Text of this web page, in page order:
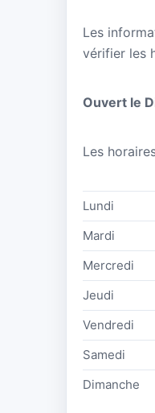
Les
vérifier les
Ouvert le
Les
Lundi
Mardi
Mercredi
Jeudi
Vendredi
Samedi
Dimanche